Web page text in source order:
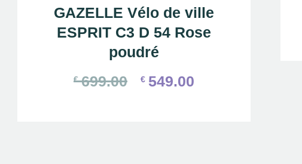
GAZELLE Vélo de ville
ESPRIT C3 D 54 Rose
poudré
€ 699.00 € 549.00